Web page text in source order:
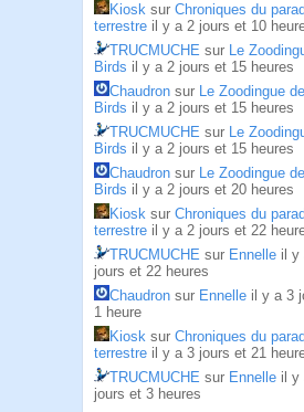
Kiosk sur Chroniques du
terrestre il y a 2 jours et 10
TRUCMUCHE sur Le
Birds il y a 2 jours et 15 heures
Chaudron sur Le Zoodingue
Birds il y a 2 jours et 15 heures
TRUCMUCHE sur Le
Birds il y a 2 jours et 15 heures
Chaudron sur Le Zoodingue
Birds il y a 2 jours et 20 heures
Kiosk sur Chroniques du
terrestre il y a 2 jours et 22
TRUCMUCHE sur Ennelle il y
jours et 22 heures
Chaudron sur Ennelle il y a 3
1 heure
Kiosk sur Chroniques du
terrestre il y a 3 jours et 21
TRUCMUCHE sur Ennelle il y
jours et 3 heures